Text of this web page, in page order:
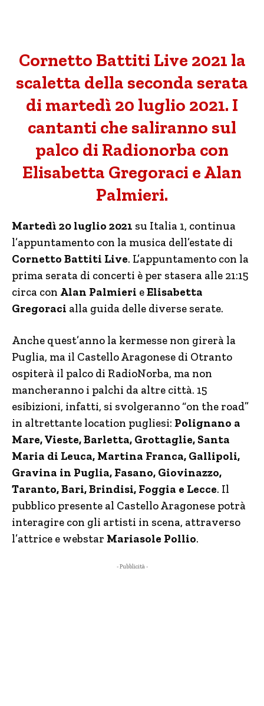
Cornetto Battiti Live 2021 la
scaletta della seconda serata
di martedì 20 luglio 2021. I
cantanti che saliranno sul
palco di Radionorba con
Elisabetta Gregoraci e Alan
Palmieri.
Martedì 20 luglio 2021 su Italia 1, continua
l’appuntamento con la musica dell’estate di
Cornetto Battiti Live. L’appuntamento con la
prima serata di concerti è per stasera alle 21:15
circa con Alan Palmieri eElisabetta
Gregoraci alla guida delle diverse serate.
Anche quest’anno la kermesse non girerà la
Puglia, ma il Castello Aragonese di Otranto
ospiterà il palco di RadioNorba, ma non
mancheranno i palchi da altre città. 15
esibizioni, infatti, si svolgeranno “on the road”
in altrettante location pugliesi: Polignano a
Mare, Vieste, Barletta, Grottaglie, Santa
Maria di Leuca, Martina Franca, Gallipoli,
Gravina in Puglia, Fasano, Giovinazzo,
Taranto, Bari, Brindisi, Foggia e Lecce. Il
pubblico presente al Castello Aragonese potrà
interagire con gli artisti in scena, attraverso
l’attrice e webstar Mariasole Pollio.
- Pubblicità -